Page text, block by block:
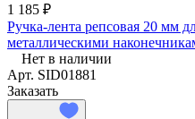
1 185 ₽
Ручка-лента репсовая 20 мм
металлическими
Нет в наличии
Арт. SID01881
Заказать